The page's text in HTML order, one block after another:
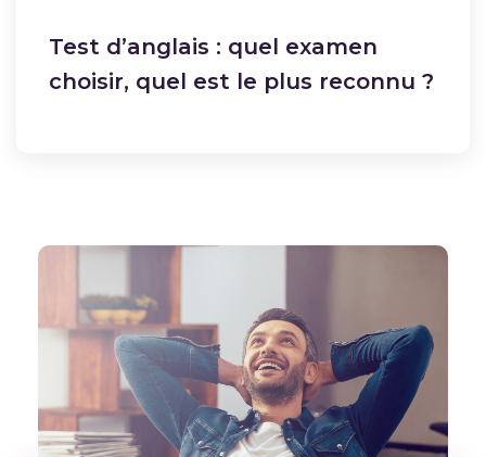
Test d’anglais : quel examen
choisir, quel est le plus reconnu ?